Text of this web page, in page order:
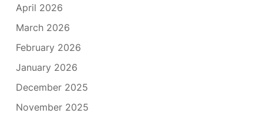
April 2026
March 2026
February 2026
January 2026
December 2025
November 2025